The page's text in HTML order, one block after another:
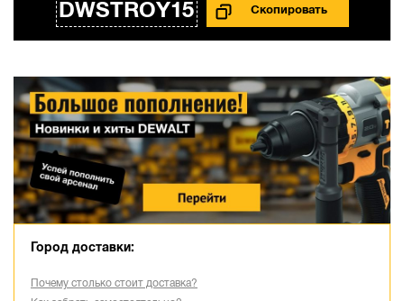
DWSTROY15
Город доставки:
Почему столько стоит доставка?